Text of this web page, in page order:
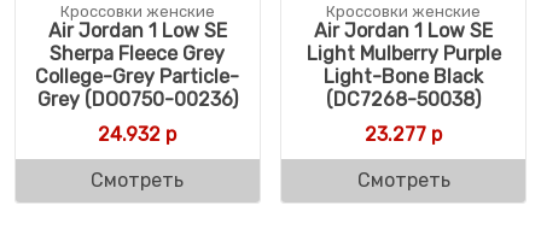
Кроссовки женские
Air Jordan 1 Low SE
Sherpa Fleece Grey
College-Grey Particle-
Grey (DO0750-00236)
24.932 р
Смотреть
Кроссовки женские
Air Jordan 1 Low SE
Light Mulberry Purple
Light-Bone Black
(DC7268-50038)
23.277 р
Смотреть